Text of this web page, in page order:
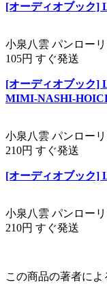
[オーディオブック]
小泉八雲 パンロー
105円 すぐ発送
[オーディオブック]
MIMI-NASHI-
小泉八雲 パンロー
210円 すぐ発送
[オーディオブック]
小泉八雲 パンロー
210円 すぐ発送
この商品の著者によ